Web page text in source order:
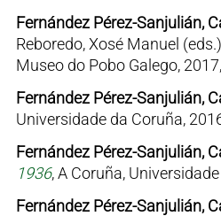
Fernández Pérez-Sanjulián,
Reboredo, Xosé Manuel
Museo do Pobo Galego,
Fernández Pérez-Sanjulián,
Universidade da Coruña,
Fernández Pérez-Sanjulián,
1936, A Coruña,
Fernández Pérez-Sanjulián,